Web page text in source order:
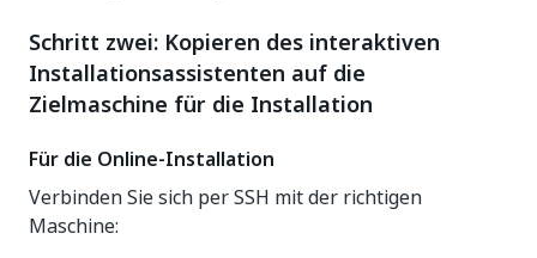
Schritt zwei: Kopieren des interaktiven
Installationsassistenten auf die
Zielmaschine für die Installation
Für die Online-Installation
Verbinden Sie sich per SSH mit der richtigen
Maschine: